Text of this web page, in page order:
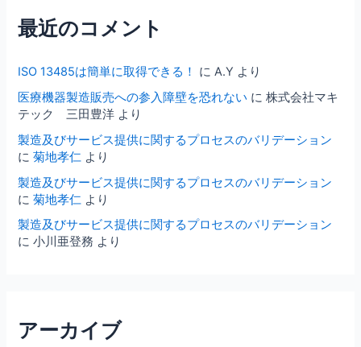
最近のコメント
ISO 13485は簡単に取得できる！ にA.Y より
医療機器製造販売への参入障壁を恐れない に株式会社マキ
テック 三田豊洋 より
製造及びサービス提供に関するプロセスのバリデーション
に菊地孝仁 より
製造及びサービス提供に関するプロセスのバリデーション
に菊地孝仁 より
製造及びサービス提供に関するプロセスのバリデーション
に小川亜登務 より
アーカイブ